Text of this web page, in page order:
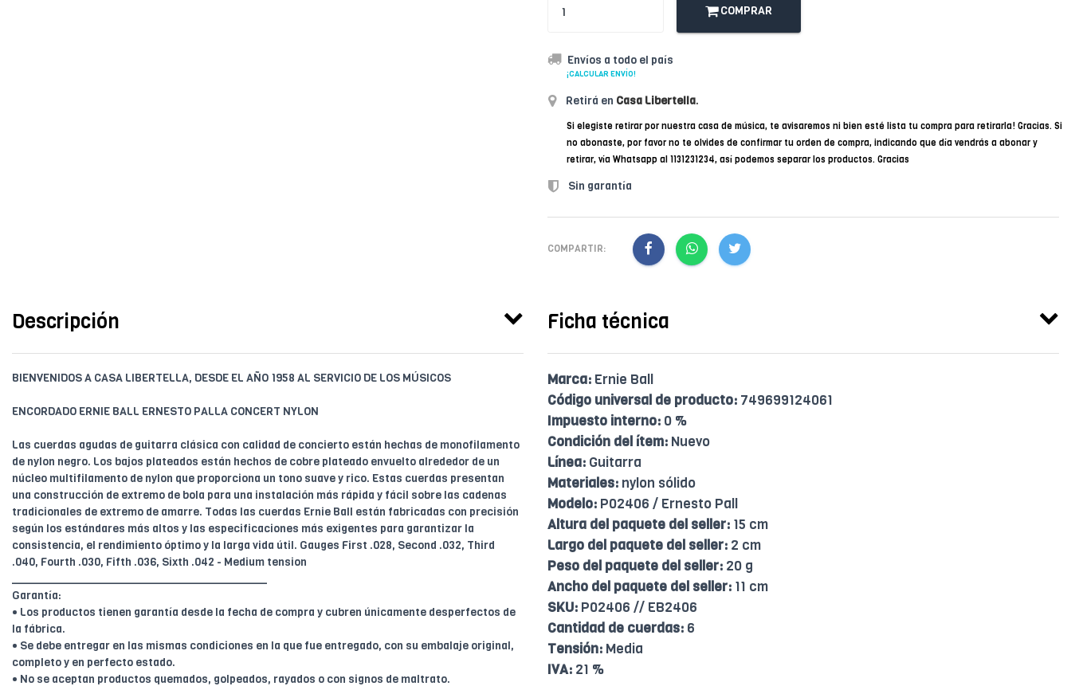
COMPRAR
Envíos a todo el país
¡CALCULAR ENVÍO!
Retirá en Casa Libertella.
Si elegiste retirar por nuestra casa de música, te avisaremos ni bien esté lista tu compra para retirarla! Gracias. Si
no abonaste, por favor no te olvides de confirmar tu orden de compra, indicando que día vendrás a abonar y
retirar, vía Whatsapp al 1131231234, así podemos separar los productos. Gracias
Sin garantía
COMPARTIR:
Descripción
BIENVENIDOS A CASA LIBERTELLA, DESDE EL AÑO 1958 AL SERVICIO DE LOS MÚSICOS
ENCORDADO ERNIE BALL ERNESTO PALLA CONCERT NYLON
Las cuerdas agudas de guitarra clásica con calidad de concierto están hechas de monofilamento
de nylon negro. Los bajos plateados están hechos de cobre plateado envuelto alrededor de un
núcleo multifilamento de nylon que proporciona un tono suave y rico. Estas cuerdas presentan
una construcción de extremo de bola para una instalación más rápida y fácil sobre las cadenas
tradicionales de extremo de amarre. Todas las cuerdas Ernie Ball están fabricadas con precisión
según los estándares más altos y las especificaciones más exigentes para garantizar la
consistencia, el rendimiento óptimo y la larga vida útil. Gauges First .028, Second .032, Third
.040, Fourth .030, Fifth .036, Sixth .042 - Medium tension
Garantía:
• Los productos tienen garantía desde la fecha de compra y cubren únicamente desperfectos de
la fábrica.
• Se debe entregar en las mismas condiciones en la que fue entregado, con su embalaje original,
completo y en perfecto estado.
• No se aceptan productos quemados, golpeados, rayados o con signos de maltrato.
Ficha técnica
Marca: Ernie Ball
Código universal de producto: 749699124061
Impuesto interno: 0 %
Condición del ítem: Nuevo
Línea: Guitarra
Materiales: nylon sólido
Modelo: P02406 / Ernesto Pall
Altura del paquete del seller: 15 cm
Largo del paquete del seller: 2 cm
Peso del paquete del seller: 20 g
Ancho del paquete del seller: 11 cm
SKU: P02406 // EB2406
Cantidad de cuerdas: 6
Tensión: Media
IVA: 21 %